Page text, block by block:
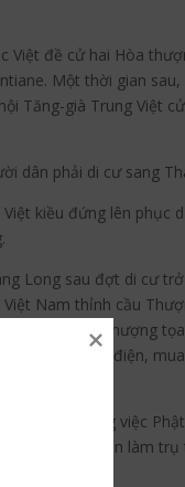
Việt đề cử hai Hòa
Một thời gian sau,
Tăng-già Trung Việt
dân phải di cư sang
kiều đứng lên phục
Long sau đợt di cư
Nam thỉnh cầu
thỉnh được Thượng
lại ngôi chính điện,
Phật.
trách công việc
Bàng Long lên làm